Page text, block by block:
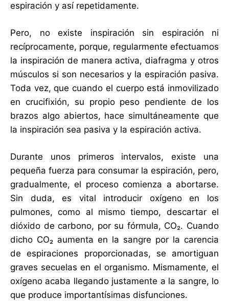
espiración y así repetidamente.
Pero, no existe inspiración sin espiración ni
recíprocamente, porque, regularmente efectuamos
la inspiración de manera activa, diafragma y otros
músculos si son necesarios y la espiración pasiva.
Toda vez, que cuando el cuerpo está inmovilizado
en crucifixión, su propio peso pendiente de los
brazos algo abiertos, hace simultáneamente que
la inspiración sea pasiva y la espiración activa.
Durante unos primeros intervalos, existe una
pequeña fuerza para consumar la espiración, pero,
gradualmente, el proceso comienza a abortarse.
Sin duda, es vital introducir oxígeno en los
pulmones, como al mismo tiempo, descartar el
dióxido de carbono, por su fórmula, CO₂. Cuando
dicho CO₂ aumenta en la sangre por la carencia
de espiraciones proporcionadas, se amortiguan
graves secuelas en el organismo. Mismamente, el
oxígeno acaba llegando justamente a la sangre, lo
que produce importantísimas disfunciones.